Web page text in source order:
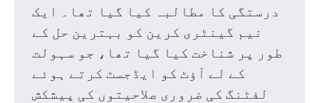
درستگی کا مطالبہ کیا گیا تھا۔
ایک
نیم گینٹری کرین کو بہترین حل کے
طور پر شناخت کیا گیا تھا، جو سہولت
کے لے آؤٹ کو ایڈجسٹ کرتے ہوئے
لفٹنگ کی ضروری صلاحیتوں کی پیشکش